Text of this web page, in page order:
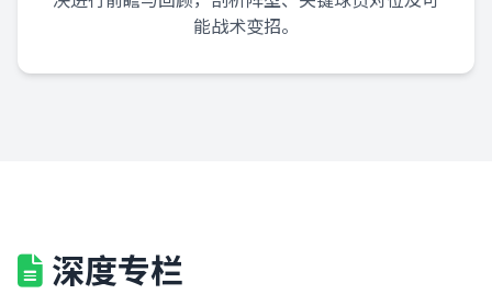
能战术变招。
深度专栏